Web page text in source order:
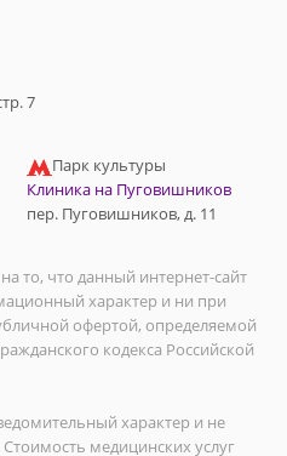
7
Парк культуры
Клиника на Пуговишников
пер. Пуговишников, д. 11
то, что данный интернет-сайт
характер и ни при
офертой, определяемой
кодекса Российской
характер и не
медицинских услуг